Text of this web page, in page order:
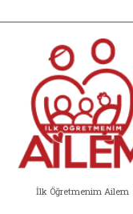
İlk Öğretmenim Ailem